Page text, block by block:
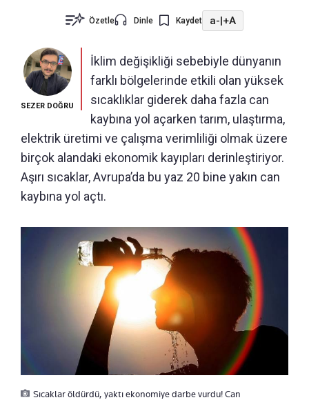
Özetle Dinle Kaydet a-|+A
SEZER DOĞRU
İklim değişikliği sebebiyle dünyanın
farklı bölgelerinde etkili olan yüksek
sıcaklıklar giderek daha fazla can
kaybına yol açarken tarım, ulaştırma,
elektrik üretimi ve çalışma verimliliği olmak üzere
birçok alandaki ekonomik kayıpları derinleştiriyor.
Aşırı sıcaklar, Avrupa’da bu yaz 20 bine yakın can
kaybına yol açtı.
Sıcaklar öldürdü, yaktı ekonomiye darbe vurdu! Can